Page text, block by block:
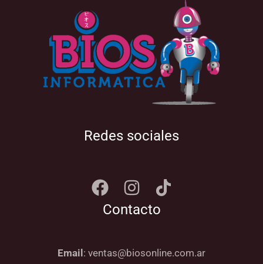
Redes sociales
Contacto
Email : ventas@biosonline.com.ar